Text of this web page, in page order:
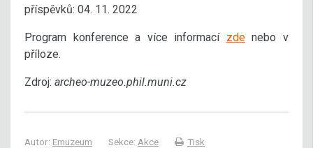
příspěvků: 04. 11. 2022
Program konference a více informací zdenebo v
příloze.
Zdroj: archeo-muzeo.phil.muni.cz
Autor: Emuzeum Sekce: Akce
Tisk